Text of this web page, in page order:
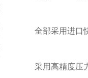
全部采用进口
采用高精度压